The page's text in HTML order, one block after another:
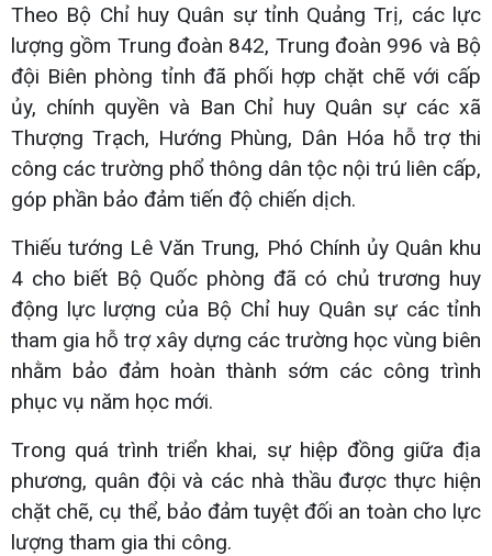
Theo Bộ Chỉ huy Quân sự tỉnh Quảng Trị, các lực
lượng gồm Trung đoàn 842, Trung đoàn 996 và Bộ
đội Biên phòng tỉnh đã phối hợp chặt chẽ với cấp
ủy, chính quyền và Ban Chỉ huy Quân sự các xã
Thượng Trạch, Hướng Phùng, Dân Hóa hỗ trợ thi
công các trường phổ thông dân tộc nội trú liên cấp,
góp phần bảo đảm tiến độ chiến dịch.
Thiếu tướng Lê Văn Trung, Phó Chính ủy Quân khu
4 cho biết Bộ Quốc phòng đã có chủ trương huy
động lực lượng của Bộ Chỉ huy Quân sự các tỉnh
tham gia hỗ trợ xây dựng các trường học vùng biên
nhằm bảo đảm hoàn thành sớm các công trình
phục vụ năm học mới.
Trong quá trình triển khai, sự hiệp đồng giữa địa
phương, quân đội và các nhà thầu được thực hiện
chặt chẽ, cụ thể, bảo đảm tuyệt đối an toàn cho lực
lượng tham gia thi công.